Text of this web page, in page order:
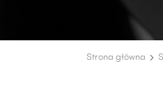
Strona główna